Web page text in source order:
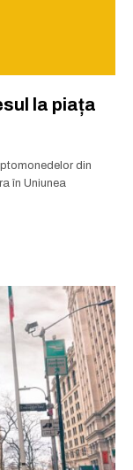
la piața
din
în Uniunea